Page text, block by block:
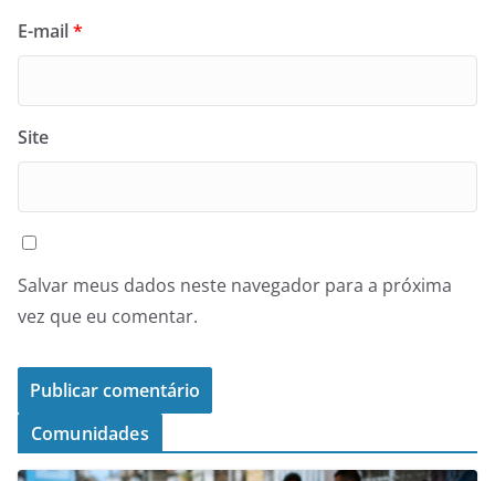
E-mail*
Site
Salvar meus dados neste navegador para a próxima
vez que eu comentar.
Comunidades